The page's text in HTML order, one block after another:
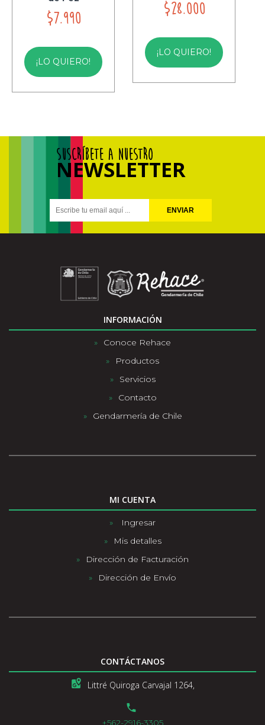
$7.990
¡LO QUIERO!
$28.000
¡LO QUIERO!
SUSCRÍBETE A NUESTRO
NEWSLETTER
ENVIAR
INFORMACIÓN
Conoce Rehace
Productos
Servicios
Contacto
Gendarmería de Chile
MI CUENTA
Ingresar
Mis detalles
Dirección de Facturación
Dirección de Envío
CONTÁCTANOS
Littré Quiroga Carvajal 1264,